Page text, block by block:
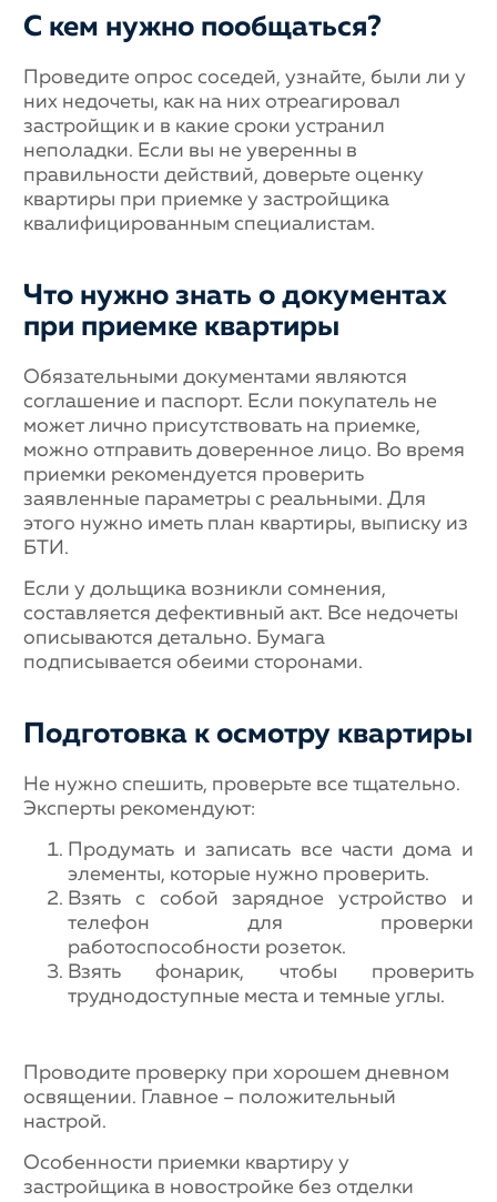
С кем нужно пообщаться?
Проведите опрос соседей, узнайте, были ли у
них недочеты, как на них отреагировал
застройщик и в какие сроки устранил
неполадки. Если вы не уверенны в
правильности действий, доверьте оценку
квартиры при приемке у застройщика
квалифицированным специалистам.
Что нужно знать о документах
при приемке квартиры
Обязательными документами являются
соглашение и паспорт. Если покупатель не
может лично присутствовать на приемке,
можно отправить доверенное лицо. Во время
приемки рекомендуется проверить
заявленные параметры с реальными. Для
этого нужно иметь план квартиры, выписку из
БТИ.
Если у дольщика возникли сомнения,
составляется дефективный акт. Все недочеты
описываются детально. Бумага
подписывается обеими сторонами.
Подготовка к осмотру квартиры
Не нужно спешить, проверьте все тщательно.
Эксперты рекомендуют:
Продумать и записать все части дома и
элементы, которые нужно проверить.
Взять с собой зарядное устройство и
телефон для проверки
работоспособности розеток.
Взять фонарик, чтобы проверить
труднодоступные места и темные углы.
Проводите проверку при хорошем дневном
освящении. Главное – положительный
настрой.
Особенности приемки квартиру у
застройщика в новостройке без отделки